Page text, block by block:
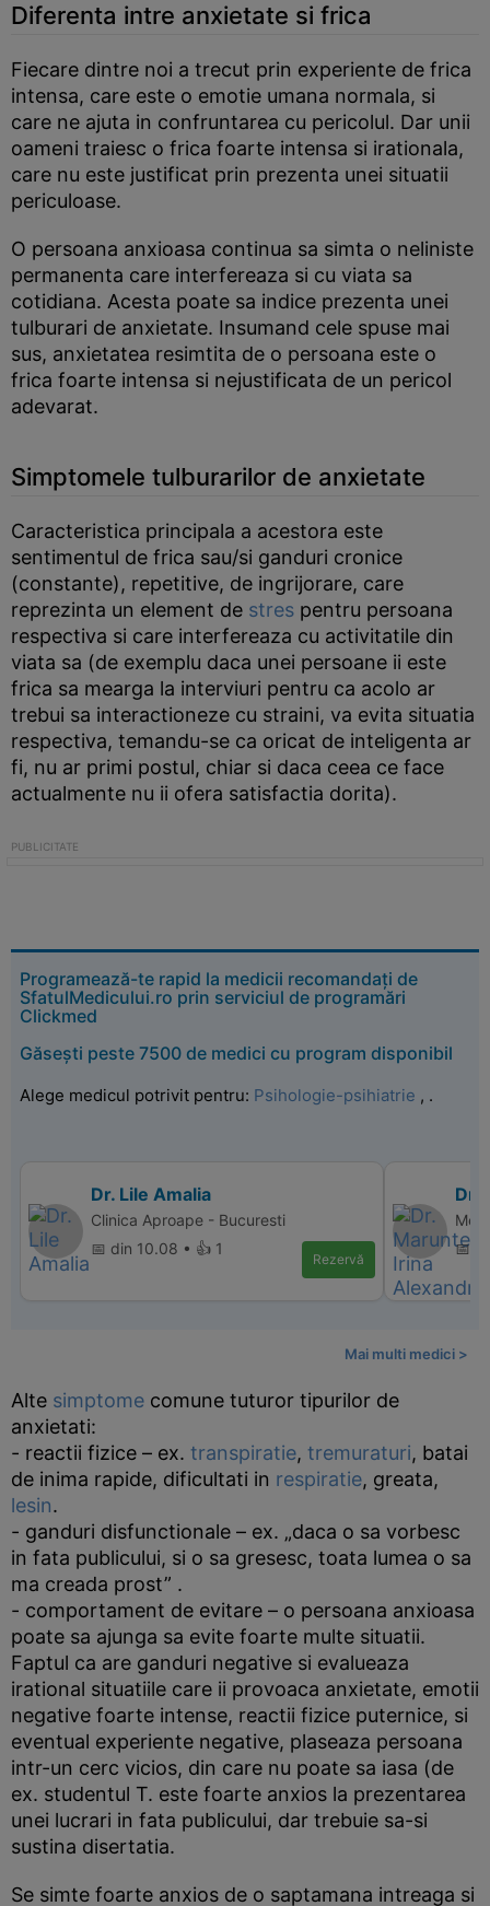
Diferenta intre anxietate si frica
Fiecare dintre noi a trecut prin experiente de frica
intensa, care este o emotie umana normala, si
care ne ajuta in confruntarea cu pericolul. Dar unii
oameni traiesc o frica foarte intensa si irationala,
care nu este justificat prin prezenta unei situatii
periculoase.
O persoana anxioasa continua sa simta o neliniste
permanenta care interfereaza si cu viata sa
cotidiana. Acesta poate sa indice prezenta unei
tulburari de anxietate. Insumand cele spuse mai
sus, anxietatea resimtita de o persoana este o
frica foarte intensa si nejustificata de un pericol
adevarat.
Simptomele tulburarilor de anxietate
Caracteristica principala a acestora este
sentimentul de frica sau/si ganduri cronice
(constante), repetitive, de ingrijorare, care
reprezinta un element de stres pentru persoana
respectiva si care interfereaza cu activitatile din
viata sa (de exemplu daca unei persoane ii este
frica sa mearga la interviuri pentru ca acolo ar
trebui sa interactioneze cu straini, va evita situatia
respectiva, temandu-se ca oricat de inteligenta ar
fi, nu ar primi postul, chiar si daca ceea ce face
actualmente nu ii ofera satisfactia dorita).
Programează-te rapid la medicii recomandați de
SfatulMedicului.ro prin serviciul de programări
Clickmed
Găsești peste 7500 de medici cu program disponibil
Alege medicul potrivit pentru: Psihologie-psihiatrie , .
Dr. Lile Amalia
Clinica Aproape - Bucuresti
📅 din 10.08 • 👍 1
Rezervă
Dr.
📅
Mai multi medici >
Alte simptome comune tuturor tipurilor de
anxietati:
- reactii fizice – ex. transpiratie, tremuraturi, batai
de inima rapide, dificultati in respiratie, greata,
lesin.
- ganduri disfunctionale – ex. „daca o sa vorbesc
in fata publicului, si o sa gresesc, toata lumea o sa
ma creada prost” .
- comportament de evitare – o persoana anxioasa
poate sa ajunga sa evite foarte multe situatii.
Faptul ca are ganduri negative si evalueaza
irational situatiile care ii provoaca anxietate, emotii
negative foarte intense, reactii fizice puternice, si
eventual experiente negative, plaseaza persoana
intr-un cerc vicios, din care nu poate sa iasa (de
ex. studentul T. este foarte anxios la prezentarea
unei lucrari in fata publicului, dar trebuie sa-si
sustina disertatia.
Se simte foarte anxios de o saptamana intreaga si